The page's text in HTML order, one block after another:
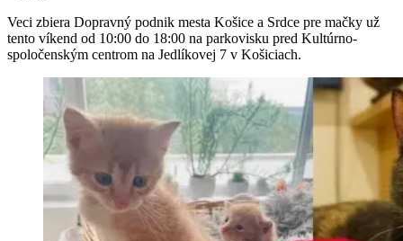
Veci zbiera Dopravný podnik mesta Košice a Srdce pre mačky už
tento víkend od 10:00 do 18:00 na parkovisku pred Kultúrno-
spoločenským centrom na Jedlíkovej 7 v Košiciach.